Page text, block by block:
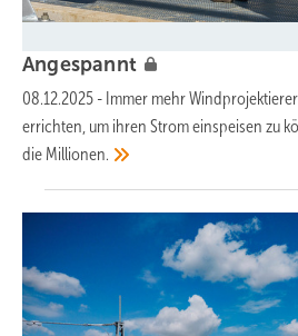
A ngespannt
08.12.2025 - Immer mehr
errichten, um ihren Strom einspeisen zu
die Millionen.